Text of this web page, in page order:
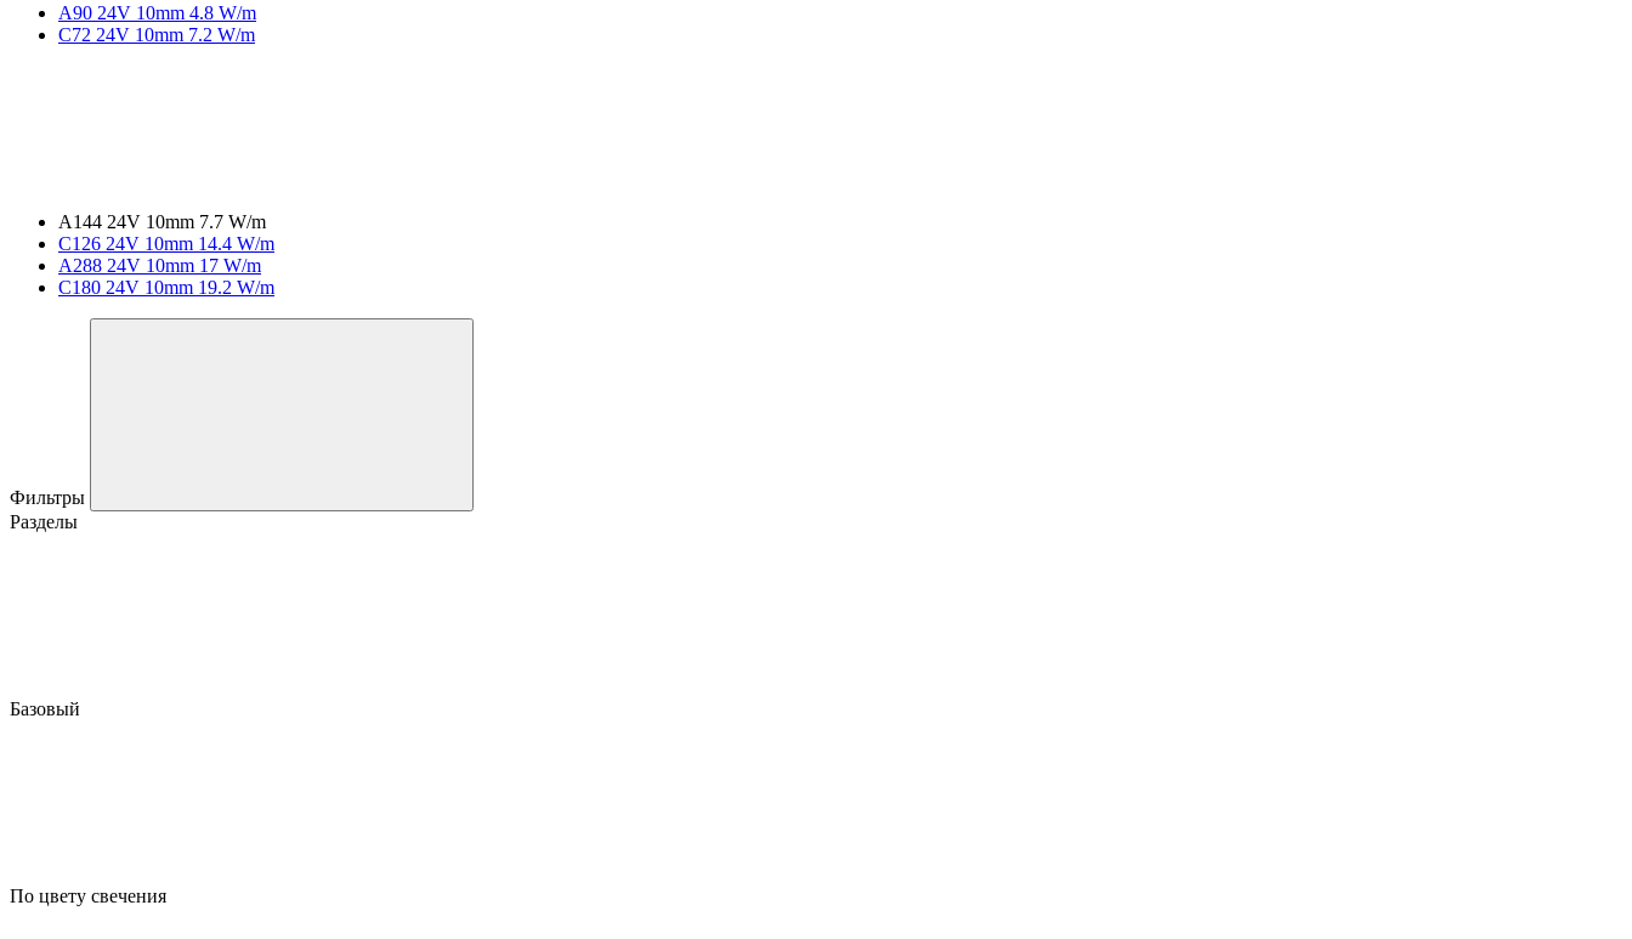
A90 24V 10mm 4.8 W/m
C72 24V 10mm 7.2 W/m
A144 24V 10mm 7.7 W/m
C126 24V 10mm 14.4 W/m
A288 24V 10mm 17 W/m
C180 24V 10mm 19.2 W/m
Фильтры
Разделы
Базовый
По цвету свечения